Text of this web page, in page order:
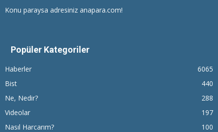
Konu paraysa adresiniz anapara.com!
Popüler Kategoriler
Haberler
6065
Bist
440
Ne, Nedir?
288
Videolar
197
Nasıl Harcarım?
100